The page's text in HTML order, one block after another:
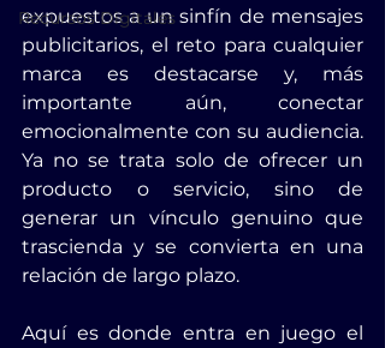
Recursos Digitales
expuestos a un sinfín de mensajes
publicitarios, el reto para cualquier
marca es destacarse y, más
importante aún, conectar
emocionalmente con su audiencia.
Ya no se trata solo de ofrecer un
producto o servicio, sino de
generar un vínculo genuino que
trascienda y se convierta en una
relación de largo plazo.